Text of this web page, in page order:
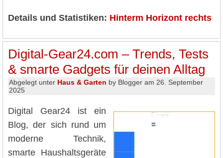
Details und Statistiken: Hinterm Horizont rechts
Digital-Gear24.com – Trends, Tests
& smarte Gadgets für deinen Alltag
Abgelegt unter Haus & Garten by Blogger am 26. September
2025
Digital Gear24 ist ein
Blog, der sich rund um
moderne Technik,
smarte Haushaltsgeräte